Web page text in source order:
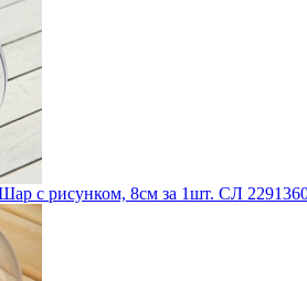
Шар с рисунком, 8см за 1шт. СЛ